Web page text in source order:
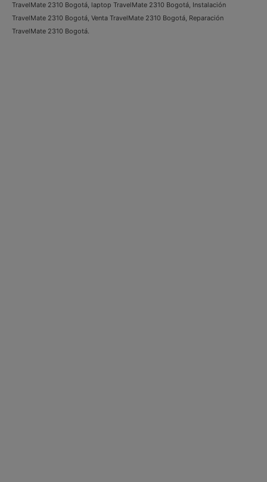
TravelMate 2310 Bogotá, laptop TravelMate 2310 Bogotá, Instalación
TravelMate 2310 Bogotá, Venta TravelMate 2310 Bogotá, Reparación
TravelMate 2310 Bogotá.